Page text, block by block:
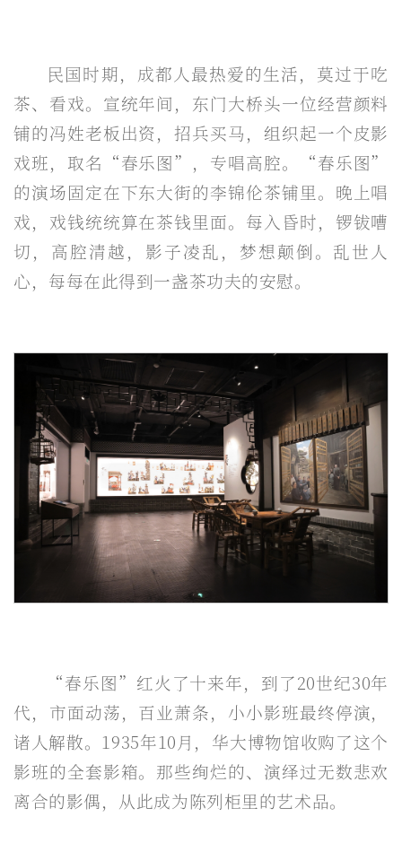
民国时期，成都人最热爱的生活，莫过于吃
茶、看戏。宣统年间，东门大桥头一位经营颜料
铺的冯姓老板出资，招兵买马，组织起一个皮影
戏班，取名“春乐图”，专唱高腔。“春乐图”
的演场固定在下东大街的李锦伦茶铺里。晚上唱
戏，戏钱统统算在茶钱里面。每入昏时，锣钹嘈
切，高腔清越，影子凌乱，梦想颠倒。乱世人
心，每每在此得到一盏茶功夫的安慰。
“春乐图”红火了十来年，到了20世纪30年
代，市面动荡，百业萧条，小小影班最终停演，
诸人解散。1935年10月，华大博物馆收购了这个
影班的全套影箱。那些绚烂的、演绎过无数悲欢
离合的影偶，从此成为陈列柜里的艺术品。